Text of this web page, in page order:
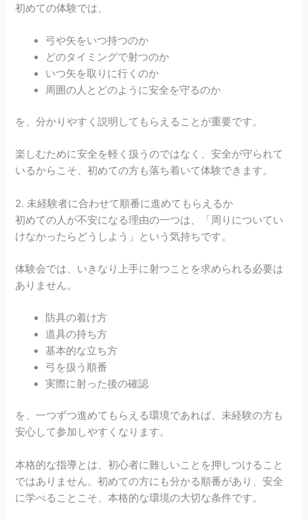
初めての体験では、
弓や矢をいつ持つのか
どのタイミングで射つのか
いつ矢を取りに行くのか
周囲の人とどのように安全を守るのか
を、分かりやすく説明してもらえることが重要です。
楽しむために安全を軽く扱うのではなく、安全が守られて
いるからこそ、初めての方も落ち着いて体験できます。
2. 未経験者に合わせて順番に進めてもらえるか
初めての人が不安になる理由の一つは、「周りについてい
けなかったらどうしよう」という気持ちです。
体験会では、いきなり上手に射つことを求められる必要は
ありません。
防具の着け方
道具の持ち方
基本的な立ち方
弓を扱う順番
実際に射った後の確認
を、一つずつ進めてもらえる環境であれば、未経験の方も
安心して参加しやすくなります。
本格的な指導とは、初心者に難しいことを押しつけること
ではありません。初めての方にも分かる順番があり、安全
に学べることこそ、本格的な環境の大切な条件です。